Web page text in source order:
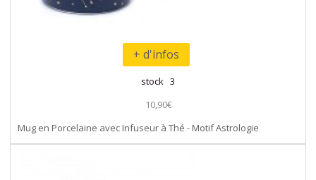
+ d'infos
stock 3
10,90€
Mug en Porcelaine avec Infuseur à Thé - Motif Astrologie